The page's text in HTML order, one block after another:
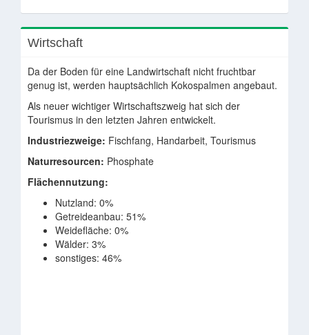
Wirtschaft
Da der Boden für eine Landwirtschaft nicht fruchtbar
genug ist, werden hauptsächlich Kokospalmen angebaut.
Als neuer wichtiger Wirtschaftszweig hat sich der
Tourismus in den letzten Jahren entwickelt.
Industriezweige: Fischfang, Handarbeit, Tourismus
Naturresourcen: Phosphate
Flächennutzung:
Nutzland: 0%
Getreideanbau: 51%
Weidefläche: 0%
Wälder: 3%
sonstiges: 46%